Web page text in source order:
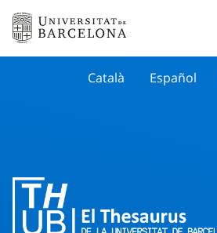
Català Español